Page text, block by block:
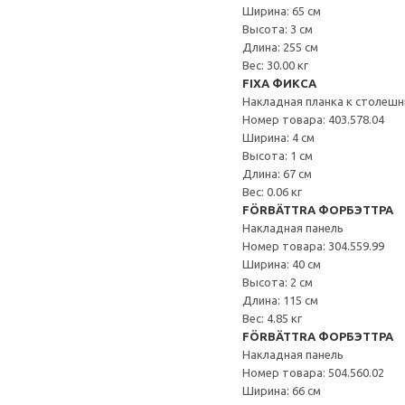
Ширина: 65 см
Высота: 3 см
Длина: 255 см
Вес: 30.00 кг
FIXA ФИКСА
Накладная планка к
Номер товара: 403.578.04
Ширина: 4 см
Высота: 1 см
Длина: 67 см
Вес: 0.06 кг
FÖRBÄTTRA ФОРБЭТТРА
Накладная панель
Номер товара: 304.559.99
Ширина: 40 см
Высота: 2 см
Длина: 115 см
Вес: 4.85 кг
FÖRBÄTTRA ФОРБЭТТРА
Накладная панель
Номер товара: 504.560.02
Ширина: 66 см